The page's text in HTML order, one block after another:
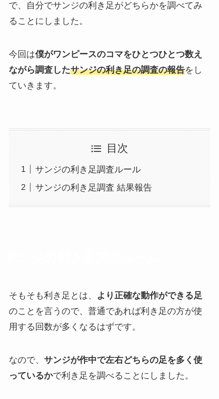
で、自分でサンジの利き足がどちらかを調べてみ
ることにしました。
今回は僕がワンピースのコマをひとつひとつ数え
ながら調査したサンジの利き足の調査の報告をし
ていきます。
目次
サンジの利き足調査ルール
サンジの利き足調査 結果報告
そもそも利き足とは、
より正確な動作ができる足
のことを言うので、普通であれば利き足の方が使
用する回数が多くなるはずです。
なので、 サンジが作中で左右どちらの足を多く使
っているかで利き足を調べることにしました。